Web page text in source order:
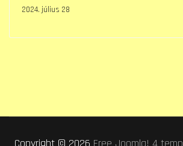
2024. július 28